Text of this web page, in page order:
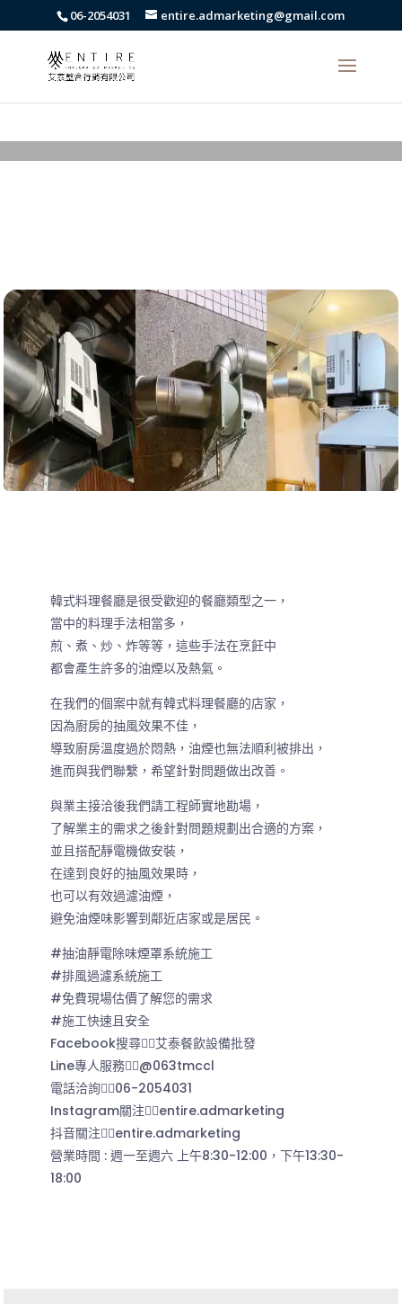
body{font-family: arial,"Microsoft JhengHei","微軟正黑體",sans-serif
!important;}
06-2054031 entire.admarketing@gmail.com
韓式料理餐廳是很受歡迎的餐廳類型之一，
當中的料理手法相當多，
煎、煮、炒、炸等等，這些手法在烹飪中
都會產生許多的油煙以及熱氣。
在我們的個案中就有韓式料理餐廳的店家，
因為廚房的抽風效果不佳，
導致廚房溫度過於悶熱，油煙也無法順利被排出，
進而與我們聯繫，希望針對問題做出改善。
與業主接洽後我們請工程師實地勘場，
了解業主的需求之後針對問題規劃出合適的方案，
並且搭配靜電機做安裝，
在達到良好的抽風效果時，
也可以有效過濾油煙，
避免油煙味影響到鄰近店家或是居民。
#抽油靜電除味煙罩系統施工
#排風過濾系統施工
#免費現場估價了解您的需求
#施工快速且安全
Facebook搜尋👉🏻艾泰餐飲設備批發
Line專人服務👉🏻@063tmccl
電話洽詢👉🏻06-2054031
Instagram關注👉🏻entire.admarketing
抖音關注👉🏻entire.admarketing
營業時間 : 週一至週六 上午8:30-12:00，下午13:30-
18:00